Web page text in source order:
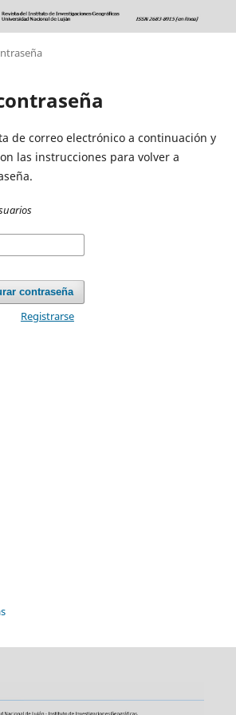
de correo electrónico a continuación y
las instrucciones para volver a
contraseña
Registrarse